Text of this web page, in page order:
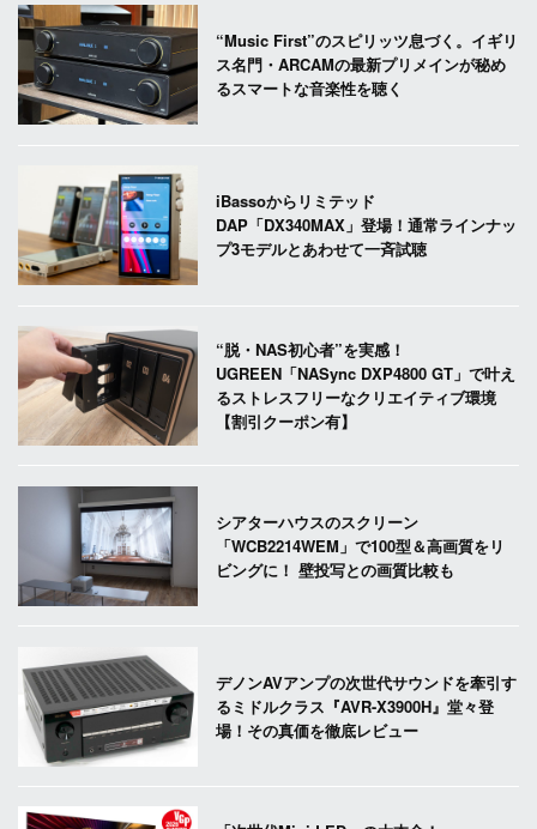
“Music First”のスピリッツ息づく。イギリ
ス名門・ARCAMの最新プリメインが秘め
るスマートな音楽性を聴く
iBassoからリミテッド
DAP「DX340MAX」登場！通常ラインナッ
プ3モデルとあわせて一斉試聴
“脱・NAS初心者”を実感！
UGREEN「NASync DXP4800 GT」で叶え
るストレスフリーなクリエイティブ環境
【割引クーポン有】
シアターハウスのスクリーン
「WCB2214WEM」で100型＆高画質をリ
ビングに！ 壁投写との画質比較も
デノンAVアンプの次世代サウンドを牽引す
るミドルクラス『AVR-X3900H』堂々登
場！その真価を徹底レビュー